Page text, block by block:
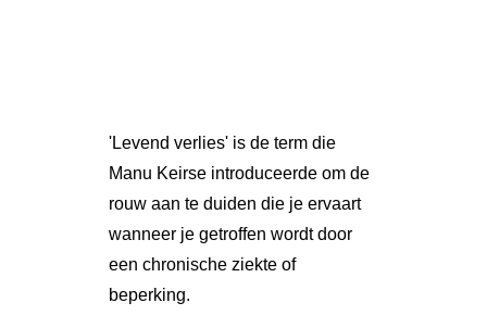
'Levend verlies' is de term die
Manu Keirse introduceerde om de
rouw aan te duiden die je ervaart
wanneer je getroffen wordt door
een chronische ziekte of
beperking.